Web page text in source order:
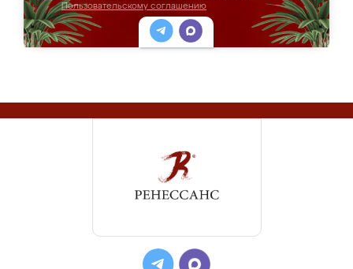
Пользовательскому соглашению